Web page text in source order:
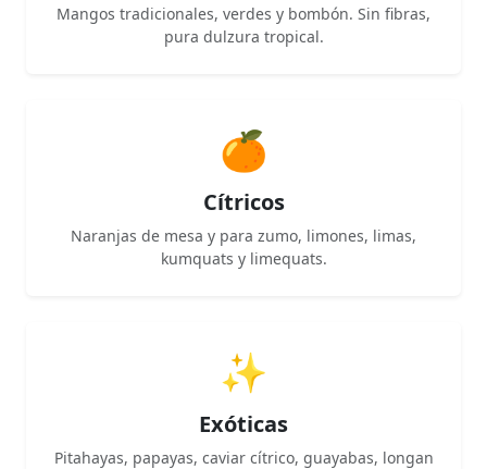
Mangos tradicionales, verdes y bombón. Sin fibras,
pura dulzura tropical.
🍊
Cítricos
Naranjas de mesa y para zumo, limones, limas,
kumquats y limequats.
✨
Exóticas
Pitahayas, papayas, caviar cítrico, guayabas, longan